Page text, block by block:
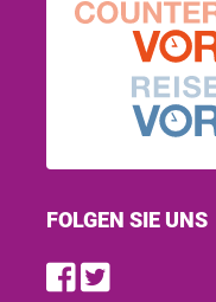
FOLGEN SIE UNS
Find us
Follow